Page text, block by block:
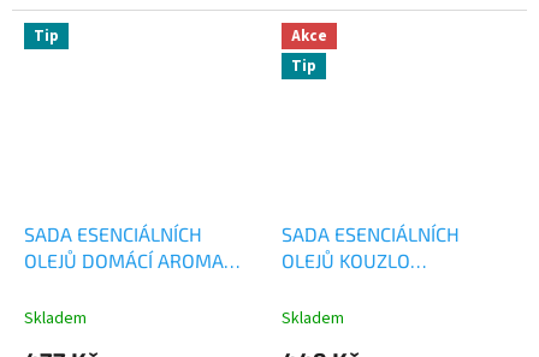
Tip
SADA ESENCIÁLNÍCH
OLEJŮ DOMÁCÍ AROMA
Skladem
Akce
Tip
SADA ESENCIÁLNÍCH
OLEJŮ KOUZLO
Skladem